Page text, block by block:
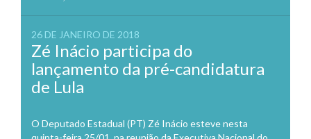
26 DE JANEIRO DE 2018
Zé Inácio participa do
lançamento da pré-candidatura
de Lula
O Deputado Estadual (PT) Zé Inácio esteve nesta